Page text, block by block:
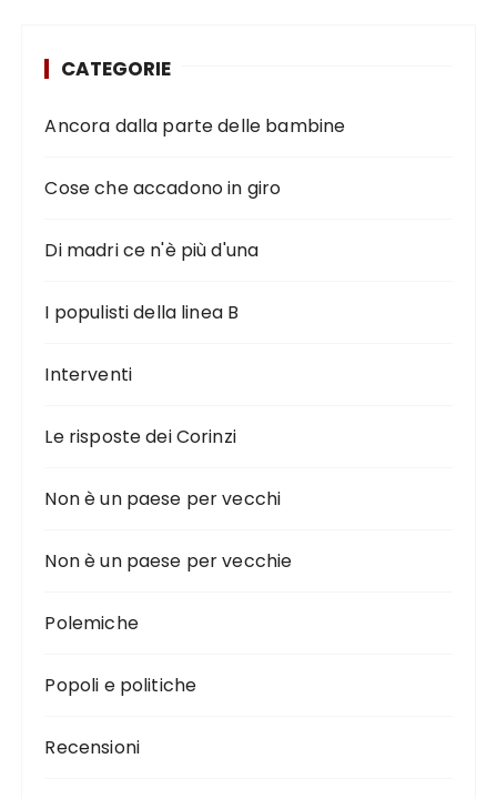
CATEGORIE
Ancora dalla parte delle bambine
Cose che accadono in giro
Di madri ce n'è più d'una
I populisti della linea B
Interventi
Le risposte dei Corinzi
Non è un paese per vecchi
Non è un paese per vecchie
Polemiche
Popoli e politiche
Recensioni